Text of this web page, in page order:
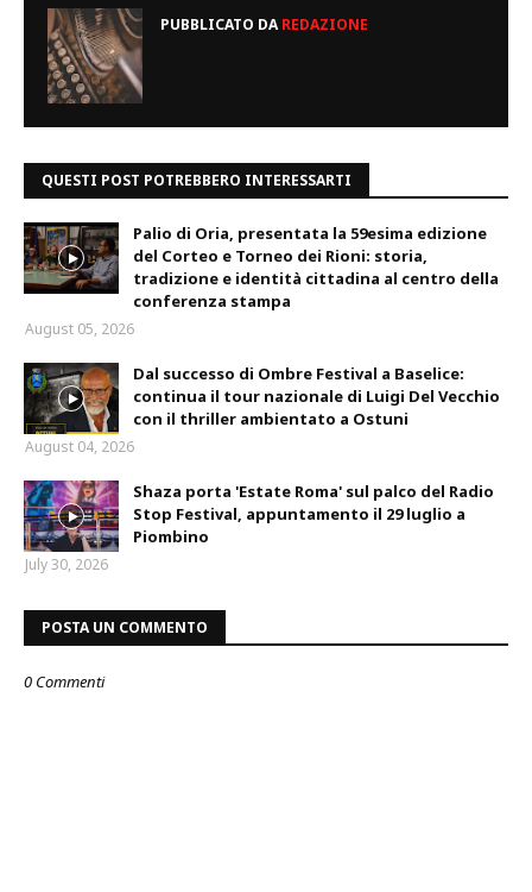
PUBBLICATO DAREDAZIONE
QUESTI POST POTREBBERO INTERESSARTI
Palio di Oria, presentata la 59esima edizione
del Corteo e Torneo dei Rioni: storia,
tradizione e identità cittadina al centro della
conferenza stampa
August 05, 2026
Dal successo di Ombre Festival a Baselice:
continua il tour nazionale di Luigi Del Vecchio
con il thriller ambientato a Ostuni
August 04, 2026
Shaza porta 'Estate Roma' sul palco del Radio
Stop Festival, appuntamento il 29 luglio a
Piombino
July 30, 2026
POSTA UN COMMENTO
0 Commenti